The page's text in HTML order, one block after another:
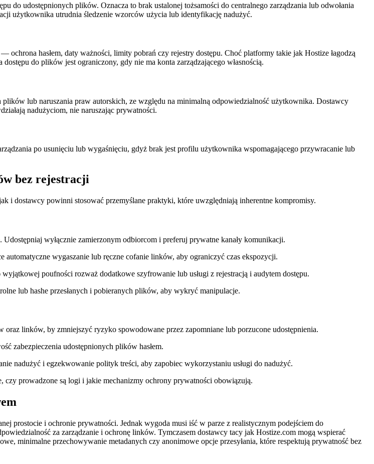
do udostępnionych plików. Oznacza to brak ustalonej tożsamości do centralnego zarządzania lub odwołania
użytkownika utrudnia śledzenie wzorców użycia lub identyfikację nadużyć.
hasłem, daty ważności, limity pobrań czy rejestry dostępu. Choć platformy takie jak Hostize łagodzą
do plików jest ograniczony, gdy nie ma konta zarządzającego własnością.
lub naruszania praw autorskich, ze względu na minimalną odpowiedzialność użytkownika. Dostawcy
nadużyciom, nie naruszając prywatności.
po usunięciu lub wygaśnięciu, gdyż brak jest profilu użytkownika wspomagającego przywracanie lub
bez rejestracji
dostawcy powinni stosować przemyślane praktyki, które uwzględniają inherentne kompromisy.
wyłącznie zamierzonym odbiorcom i preferuj prywatne kanały komunikacji.
automatyczne wygaszanie lub ręczne cofanie linków, aby ograniczyć czas ekspozycji.
poufności rozważ dodatkowe szyfrowanie lub usługi z rejestracją i audytem dostępu.
lub hashe przesłanych i pobieranych plików, aby wykryć manipulacje.
linków, by zmniejszyć ryzyko spowodowane przez zapomniane lub porzucone udostępnienia.
zabezpieczenia udostępnionych plików hasłem.
nadużyć i egzekwowanie polityk treści, aby zapobiec wykorzystaniu usługi do nadużyć.
czy prowadzone są logi i jakie mechanizmy ochrony prywatności obowiązują.
prostocie i ochronie prywatności. Jednak wygoda musi iść w parze z realistycznym podejściem do
za zarządzanie i ochronę linków. Tymczasem dostawcy tacy jak Hostize.com mogą wspierać
minimalne przechowywanie metadanych czy anonimowe opcje przesyłania, które respektują prywatność bez